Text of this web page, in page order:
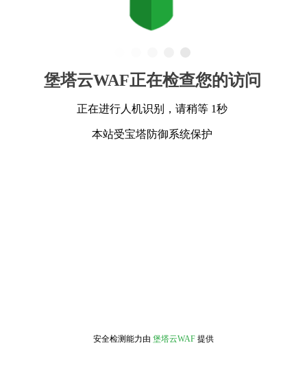
堡塔云WAF正在检查您的访问
正在进行人机识别，请稍等 1秒
本站受宝塔防御系统保护
安全检测能力由 堡塔云WAF 提供